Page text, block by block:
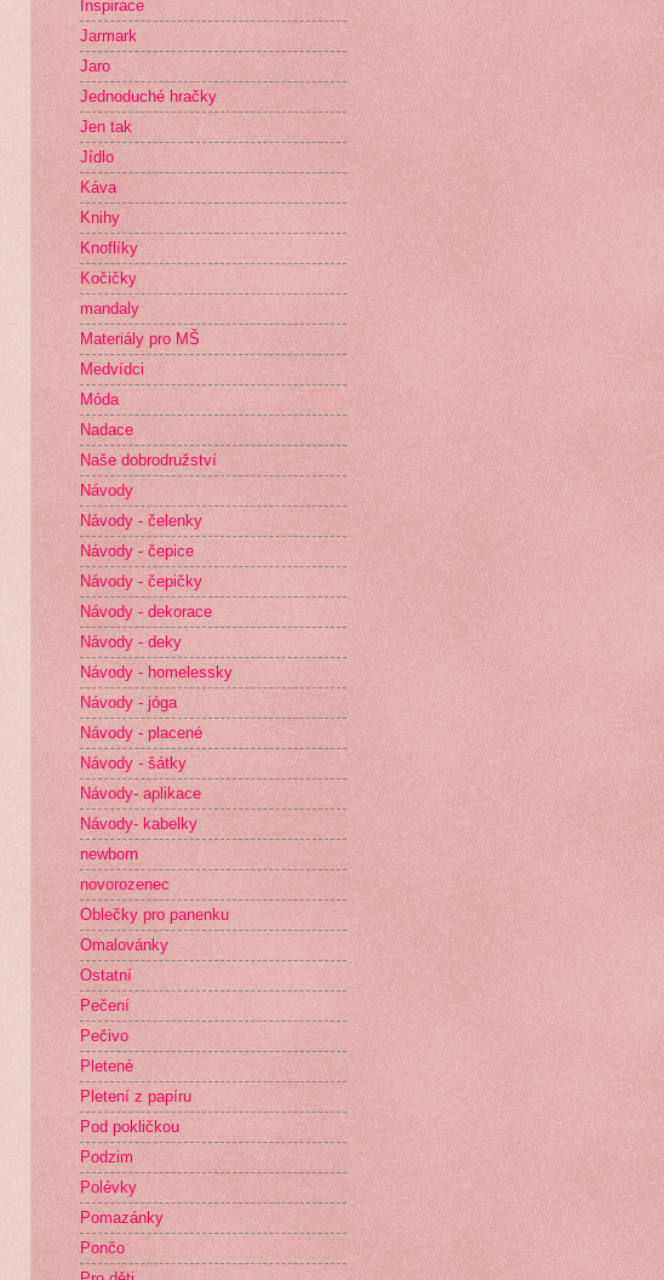
Inspirace
Jarmark
Jaro
Jednoduché hračky
Jen tak
Jídlo
Káva
Knihy
Knoflíky
Kočičky
mandaly
Materiály pro MŠ
Medvídci
Móda
Nadace
Naše dobrodružství
Návody
Návody - čelenky
Návody - čepice
Návody - čepičky
Návody - dekorace
Návody - deky
Návody - homelessky
Návody - jóga
Návody - placené
Návody - šátky
Návody- aplikace
Návody- kabelky
newborn
novorozenec
Oblečky pro panenku
Omalovánky
Ostatní
Pečení
Pečivo
Pletené
Pletení z papíru
Pod pokličkou
Podzim
Polévky
Pomazánky
Pončo